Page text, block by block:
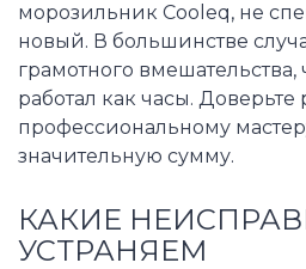
морозильник Cooleq, не
новый. В большинстве
грамотного вмешательства,
работал как часы.
профессиональному
значительную сумму.
КАКИЕ
УСТРАНЯЕМ